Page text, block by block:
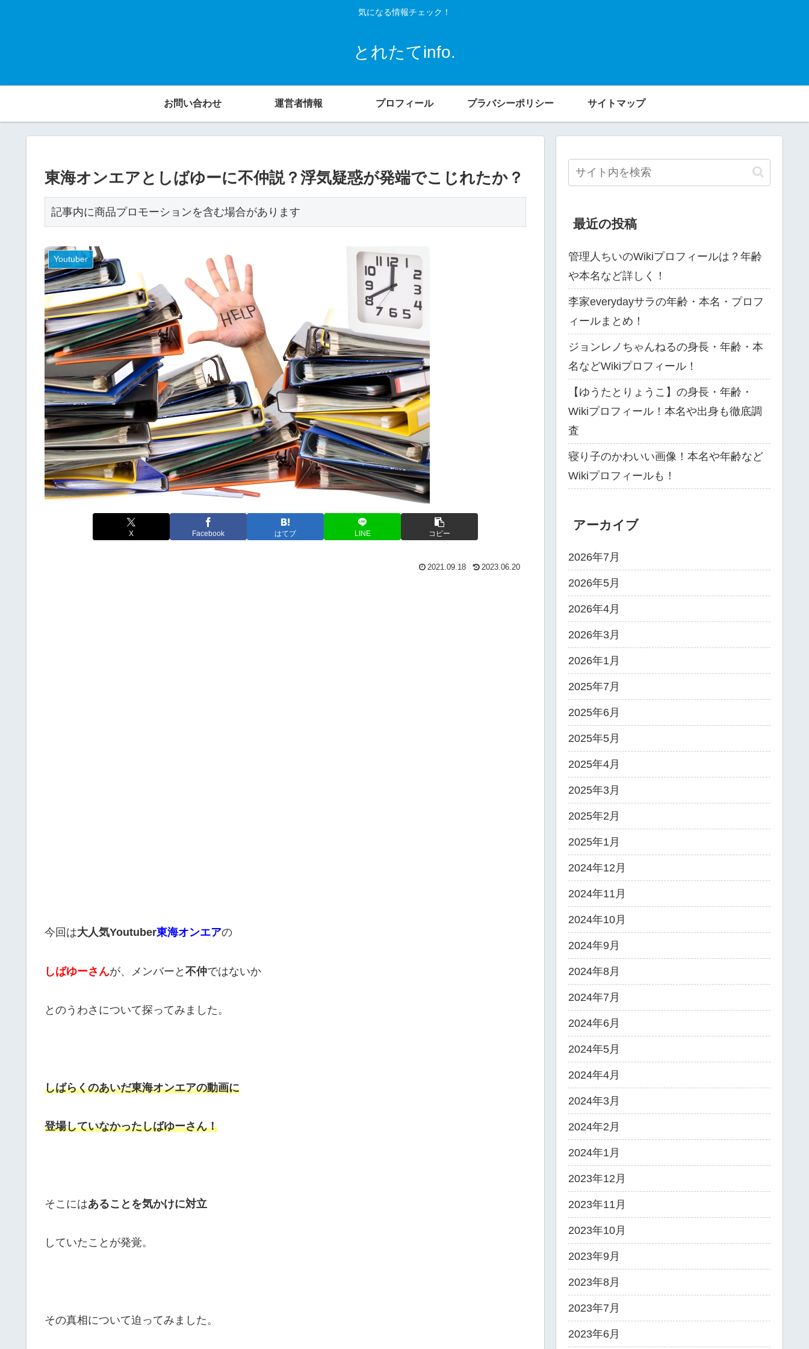
気になる情報チェック！
とれたてinfo.
お問い合わせ 運営者情報 プロフィール プラバシーポリシー サイトマップ
東海オンエアとしばゆーに不仲説？浮気疑惑が発端でこじれたか？
記事内に商品プロモーションを含む場合があります
Youtuber
X Facebook はてブ LINE コピー
2021.09.18 2023.06.20
今回は大人気Youtuber東海オンエアの
しばゆーさんが、メンバーと 不仲ではないか
とのうわさについて探ってみました。
しばらくのあいだ東海オンエアの動画に
登場していなかったしばゆーさん！
そこにはあることを気かけに対立
していたことが発覚。
その真相について迫ってみました。
最近の投稿
管理人ちいのWikiプロフィールは？年齢
や本名など詳しく！
李家everydayサラの年齢・本名・プロフ
ィールまとめ！
ジョンレノちゃんねるの身長・年齢・本
名などWikiプロフィール！
【ゆうたとりょうこ】の身長・年齢・
Wikiプロフィール！本名や出身も徹底調
査
寝り子のかわいい画像！本名や年齢など
Wikiプロフィールも！
アーカイブ
2026年7月
2026年5月
2026年4月
2026年3月
2026年1月
2025年7月
2025年6月
2025年5月
2025年4月
2025年3月
2025年2月
2025年1月
2024年12月
2024年11月
2024年10月
2024年9月
2024年8月
2024年7月
2024年6月
2024年5月
2024年4月
2024年3月
2024年2月
2024年1月
2023年12月
2023年11月
2023年10月
2023年9月
2023年8月
2023年7月
2023年6月